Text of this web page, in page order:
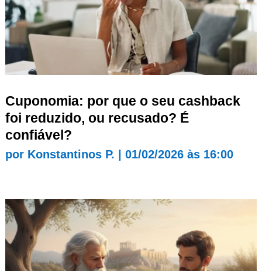
Cuponomia: por que o seu cashback
foi reduzido, ou recusado? É
confiável?
por Konstantinos P. 01/02/2026 às 16:00